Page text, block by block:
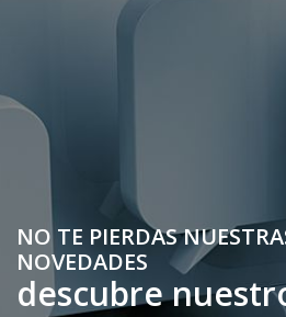
NO TE PIERDAS
NOVEDADES
descubre